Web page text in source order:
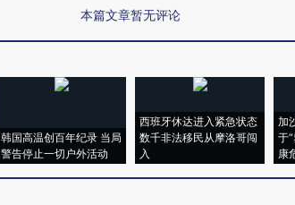
本篇文章暂无评论
韩国高温创百年纪录 当局
警告停止一切户外活动
西班牙休达进入紧急状态
数千非法移民从摩洛哥闯
入
加
于
康